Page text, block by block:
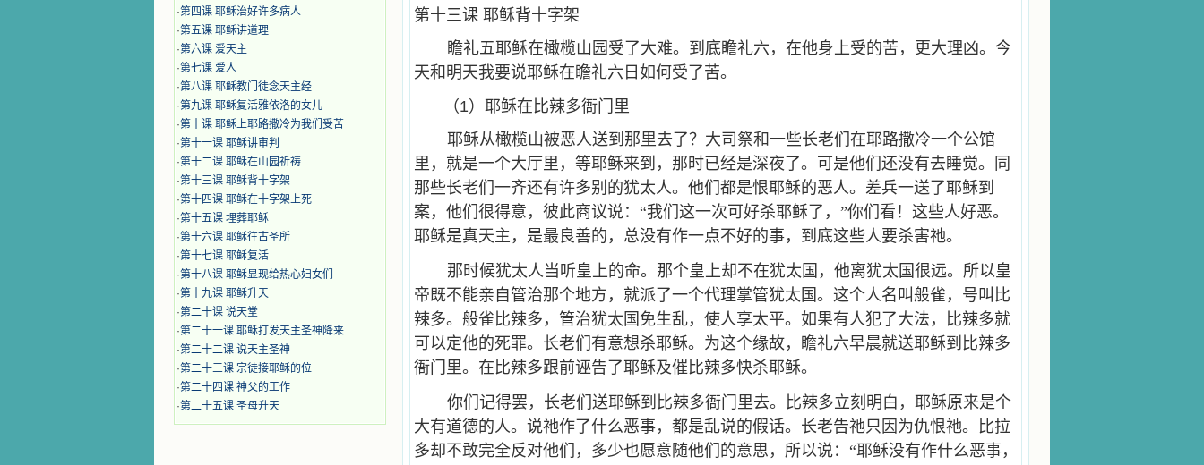
·第四课 耶稣治好许多病人
·第五课 耶稣讲道理
·第六课 爱天主
·第七课 爱人
·第八课 耶稣教门徒念天主经
·第九课 耶稣复活雅依洛的女儿
·第十课 耶稣上耶路撒冷为我们受苦
·第十一课 耶稣讲审判
·第十二课 耶稣在山园祈祷
·第十三课 耶稣背十字架
·第十四课 耶稣在十字架上死
·第十五课 埋葬耶稣
·第十六课 耶稣往古圣所
·第十七课 耶稣复活
·第十八课 耶稣显现给热心妇女们
·第十九课 耶稣升天
·第二十课 说天堂
·第二十一课 耶稣打发天主圣神降来
·第二十二课 说天主圣神
·第二十三课 宗徒接耶稣的位
·第二十四课 神父的工作
·第二十五课 圣母升天
第十三课 耶稣背十字架
瞻礼五耶稣在橄榄山园受了大难。到底瞻礼六，在他身上受的苦，更大理凶。今
天和明天我要说耶稣在瞻礼六日如何受了苦。
（1）耶稣在比辣多衙门里
耶稣从橄榄山被恶人送到那里去了？大司祭和一些长老们在耶路撒冷一个公馆
里，就是一个大厅里，等耶稣来到，那时已经是深夜了。可是他们还没有去睡觉。同
那些长老们一齐还有许多别的犹太人。他们都是恨耶稣的恶人。差兵一送了耶稣到
案，他们很得意，彼此商议说：“我们这一次可好杀耶稣了，”你们看！这些人好恶。
耶稣是真天主，是最良善的，总没有作一点不好的事，到底这些人要杀害祂。
那时候犹太人当听皇上的命。那个皇上却不在犹太国，他离犹太国很远。所以皇
帝既不能亲自管治那个地方，就派了一个代理掌管犹太国。这个人名叫般雀，号叫比
辣多。般雀比辣多，管治犹太国免生乱，使人享太平。如果有人犯了大法，比辣多就
可以定他的死罪。长老们有意想杀耶稣。为这个缘故，瞻礼六早晨就送耶稣到比辣多
衙门里。在比辣多跟前诬告了耶稣及催比辣多快杀耶稣。
你们记得罢，长老们送耶稣到比辣多衙门里去。比辣多立刻明白，耶稣原来是个
大有道德的人。说祂作了什么恶事，都是乱说的假话。长老告祂只因为仇恨祂。比拉
多却不敢完全反对他们，多少也愿意随他们的意思，所以说：“耶稣没有作什么恶事，